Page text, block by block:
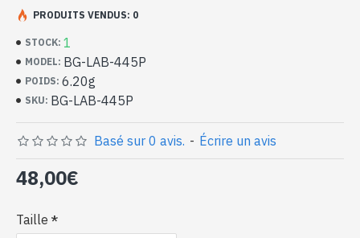
- Taille de la pierre : 16mm x 13mm approx
-Livrée avec un petit sac artisanal
Bague indienne argent et Labradorite
naturelle de forme ovale (BG-LAB-
445P)
STOCK: 1
MODEL: BG-LAB-445P
POIDS: 6.20g
SKU: BG-LAB-445P
PRODUITS VENDUS: 0
Basé sur 0 avis. - Écrire un avis
48,00€
Taille